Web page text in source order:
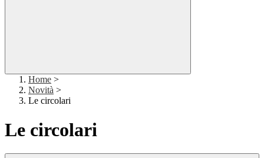
Home >
Novità >
Le circolari
Le circolari